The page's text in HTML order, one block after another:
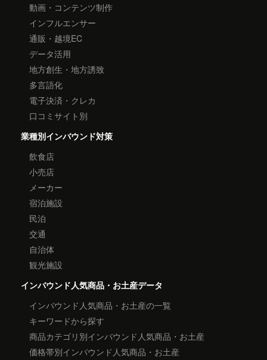
動画・コンテンツ制作
インフルエンサー
通販・越境EC
データ活用
地方創生・地方誘致
多言語化
電子決済・クレカ
口コミサイト別
業種別インバウンド対策
飲食店
小売店
メーカー
宿泊施設
民泊
交通
自治体
観光施設
インバウンド人気商品・お土産データ
インバウンド人気商品・お土産の一覧
キーワードから探す
商品カテゴリ別インバウンド人気商品・お土産
価格帯別インバウンド人気商品・お土産